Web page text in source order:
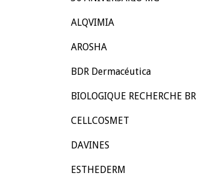
ALQVIMIA
AROSHA
BDR Dermacéutica
BIOLOGIQUE RECHERCHE BR
CELLCOSMET
DAVINES
ESTHEDERM